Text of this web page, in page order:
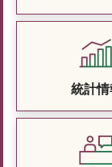
統計情